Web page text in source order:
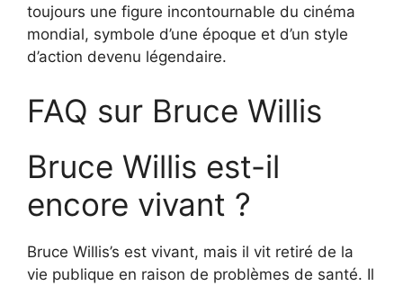
toujours une figure incontournable du cinéma
mondial, symbole d’une époque et d’un style
d’action devenu légendaire.
FAQ sur Bruce Willis
Bruce Willis est-il
encore vivant ?
Bruce Willis’s est vivant, mais il vit retiré de la
vie publique en raison de problèmes de santé. Il